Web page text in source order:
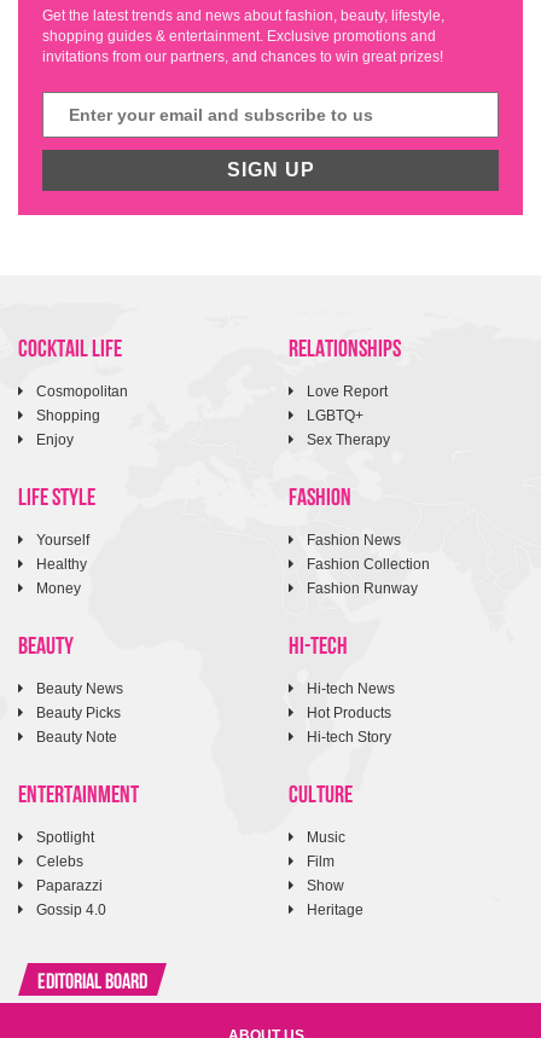
Get the latest trends and news about fashion, beauty, lifestyle,
shopping guides & entertainment. Exclusive promotions and
invitations from our partners, and chances to win great prizes!
SIGN UP
COCKTAIL LIFE
Cosmopolitan
Shopping
Enjoy
RELATIONSHIPS
Love Report
LGBTQ+
Sex Therapy
LIFE STYLE
Yourself
Healthy
Money
FASHION
Fashion News
Fashion Collection
Fashion Runway
BEAUTY
Beauty News
Beauty Picks
Beauty Note
HI-TECH
Hi-tech News
Hot Products
Hi-tech Story
ENTERTAINMENT
Spotlight
Celebs
Paparazzi
Gossip 4.0
CULTURE
Music
Film
Show
Heritage
Editorial Board